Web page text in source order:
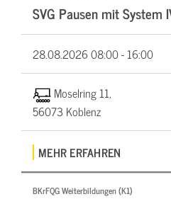
SVG Pausen mit System
28.08.202608:00 - 16:00
Moselring 11,
56073 Koblenz
MEHR ERFAHREN
BKrFQG Weiterbildungen (K1)